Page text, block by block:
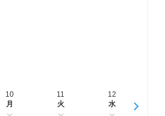
10
月
11
火
12
水